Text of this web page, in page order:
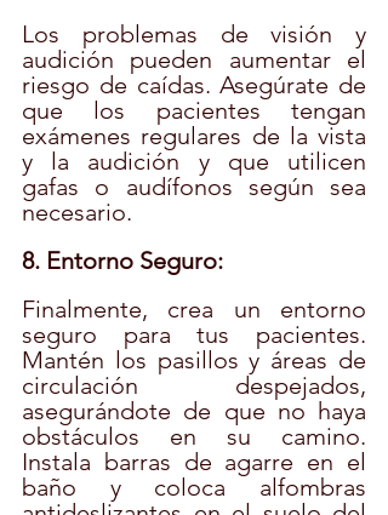
Los problemas de visión y
audición pueden aumentar el
riesgo de caídas. Asegúrate de
que los pacientes tengan
exámenes regulares de la vista
y la audición y que utilicen
gafas o audífonos según sea
necesario.
8. Entorno Seguro:
Finalmente, crea un entorno
seguro para tus pacientes.
Mantén los pasillos y áreas de
circulación despejados,
asegurándote de que no haya
obstáculos en su camino.
Instala barras de agarre en el
baño y coloca alfombras